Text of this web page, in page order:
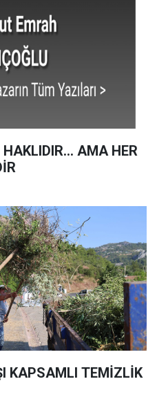
AMA HER
KAPSAMLI TEMİZLİK